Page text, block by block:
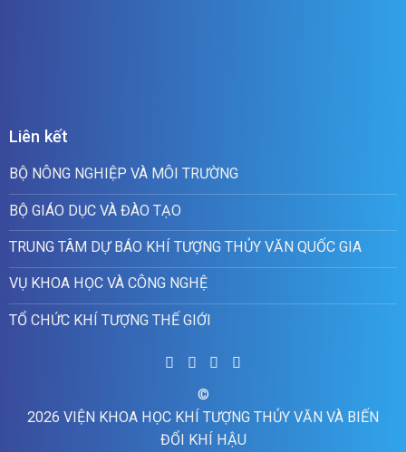
Liên kết
BỘ NÔNG NGHIỆP VÀ MÔI TRƯỜNG
BỘ GIÁO DỤC VÀ ĐÀO TẠO
TRUNG TÂM DỰ BÁO KHÍ TƯỢNG THỦY VĂN QUỐC GIA
VỤ KHOA HỌC VÀ CÔNG NGHỆ
TỔ CHỨC KHÍ TƯỢNG THẾ GIỚI
©
2026 VIỆN KHOA HỌC KHÍ TƯỢNG THỦY VĂN VÀ BIẾN
ĐỔI KHÍ HẬU